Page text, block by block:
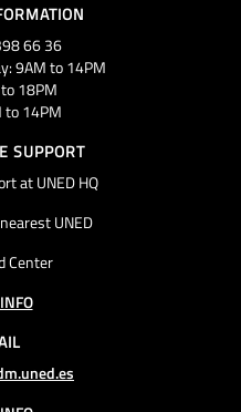
66 36
9AM to 14PM
18PM
to 14PM
SUPPORT
at UNED HQ
UNED
Center